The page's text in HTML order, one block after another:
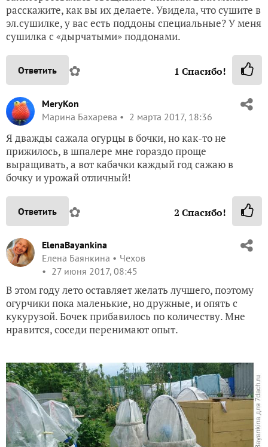
расскажите, как вы их делаете. Увидела, что сушите в
эл.сушилке, у вас есть поддоны специальные? У меня
сушилка с «дырчатыми» поддонами.
Ответить ✿ 1 Спасибо!
MeryKon
Марина Бахарева
2 марта 2017, 18:36
Я дважды сажала огурцы в бочки, но как-то не
прижилось, в шпалере мне гораздо проще
выращивать, а вот кабачки каждый год сажаю в
бочку и урожай отличный!
Ответить ✿ 2 Спасибо!
ElenaBayankina
Елена Баянкина
Чехов
27 июня 2017, 08:45
В этом году лето оставляет желать лучшего, поэтому
огурчики пока маленькие, но дружные, и опять с
кукурузой. Бочек прибавилось по количеству. Мне
нравится, соседи перенимают опыт.